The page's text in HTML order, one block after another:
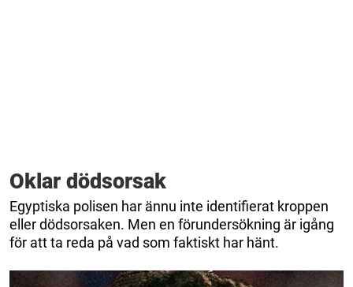
Oklar dödsorsak
Egyptiska polisen har ännu inte identifierat kroppen
eller dödsorsaken. Men en förundersökning är igång
för att ta reda på vad som faktiskt har hänt.